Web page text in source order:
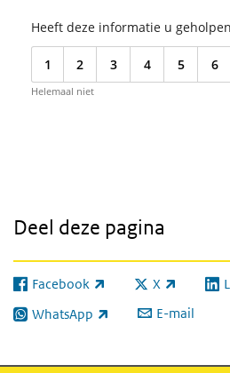
Heeft deze informatie u
1 2 3 4 5 6
Helemaal niet
Deel deze pagina
Facebook
(externe link) X
(externe link)
WhatsApp
(externe link) E-mail